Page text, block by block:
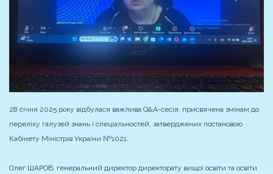
28 січня 2025 року відбулася важлива Q&A-сесія, присвячена змінам до
переліку галузей знань і спеціальностей, затверджених постановою
Кабінету Міністрів України №1021.
Олег ШАРОВ, генеральний директор директорату вищої освіти та освіти